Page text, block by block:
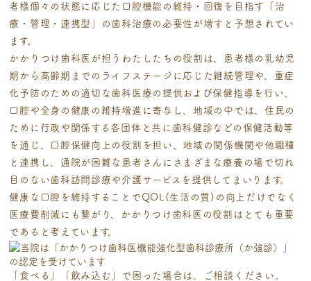
者様個々の状態に応じた口腔機能の維持・回復を目指す
「治
療・管理・連携型」の歯科治療の必要性が増すと予想されてい
ます。
かかりつけ歯科医が担うわたしたちの役割は、患者様の乳幼児
期から高齢期までのライフステージに応じた継続管理や、 重症
化予防のための適切な歯科医療の提供および保健指導を行い、
口腔や全身の健康の維持増進に寄与し、地域の中では、 住民の
ために行政や関係する各団体と共に歯科健診などの保健活動等
を通じ、口腔保健向上の役割を担い、地域の関係機 関や他職種
と連携し、通院が困難な患者さんにさまざまな療養の場で切れ
目のない歯科訪問診療や介護サービスを提供し
てまいります。
健康な口腔を維持することでQOL(生活の質)の向上だけでなく
医療費削減にも繋がり、かかりつけ歯科医の役割はとても 重要
であると考えています。
「食べる」「飲み込む」で困った場合は、ご相談ください。